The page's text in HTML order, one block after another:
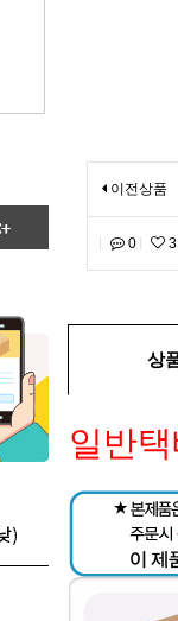
이전상품
0 3
상
일반